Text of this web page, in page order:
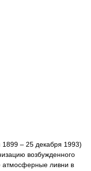
– 25 декабря 1993)
возбужденного
ливни в